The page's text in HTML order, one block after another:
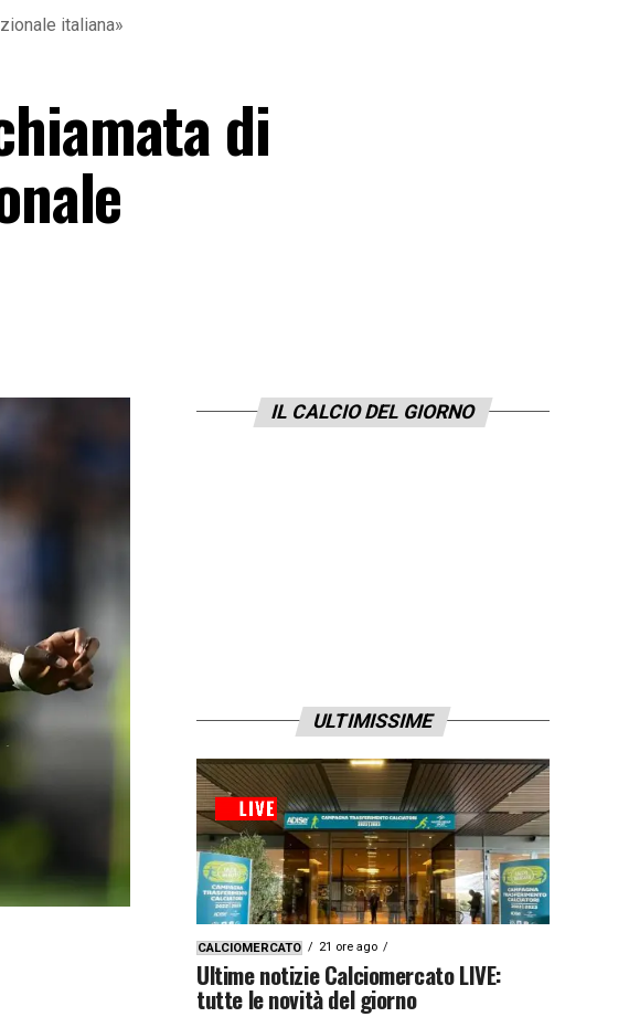
italiana»
di
IL CALCIO DEL GIORNO
ULTIMISSIME
CALCIOMERCATO 21 ore ago
Ultime notizie Calciomercato LIVE:
tutte le novità del giorno